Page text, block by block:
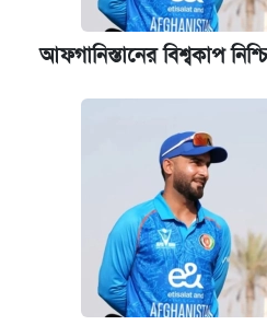
আফগানিস্তানের বিশ্বকাপ